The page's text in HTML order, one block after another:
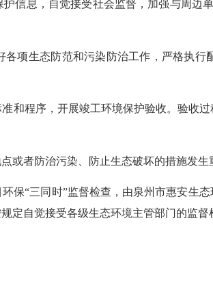
护信息，自觉接受社会监督，加强与周边
项生态防范和污染防治工作，严格执
和程序，开展竣工环境保护验收。验收
或者防治污染、防止生态破坏的措施发
环保“三同时”监督检查，由泉州市惠安生态
定自觉接受各级生态环境主管部门的监督